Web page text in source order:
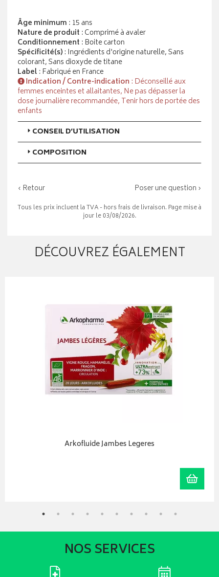
Âge minimum : 15 ans
Nature de produit : Comprimé à avaler
Conditionnement : Boite carton
Spécificité(s): Ingrédients d'origine naturelle, Sans
colorant, Sans dioxyde de titane
Label: Fabriqué en France
Indication / Contre-indication : Déconseillé aux
femmes enceintes et allaitantes, Ne pas dépasser la
dose journalière recommandée, Tenir hors de portée des
enfants
CONSEIL D’UTILISATION
COMPOSITION
‹ Retour Poser une question ›
Tous les prix incluent la TVA - hors frais de livraison. Page mise à
jour le 03/08/2026.
DÉCOUVREZ ÉGALEMENT
Arkofluide Jambes Legeres
NOS SERVICES